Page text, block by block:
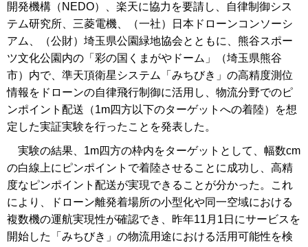
開発機構（NEDO）、楽天に協力を要請し、自律制御シス
テム研究所、三菱電機、（一社）日本ドローンコンソーシ
アム、（公財）埼玉県公園緑地協会とともに、熊谷スポー
ツ文化公園内の「彩の国くまがやドーム」（埼玉県熊谷
市）内で、準天頂衛星システム「みちびき」の高精度測位
情報をドローンの自律飛行制御に活用し、物流分野でのピ
ンポイント配送（1m四方以下のターゲットへの着陸）を想
定した実証実験を行ったことを発表した。
実験の結果、1m四方の枠内をターゲットとして、幅数cm
の白線上にピンポイントで着陸させることに成功し、高精
度なピンポイント配送が実現できることが分かった。これ
により、ドローン離発着場所の小型化や同一空域における
複数機の運航実現性が確認でき、昨年11月1日にサービスを
開始した「みちびき」の物流用途における活用可能性を検